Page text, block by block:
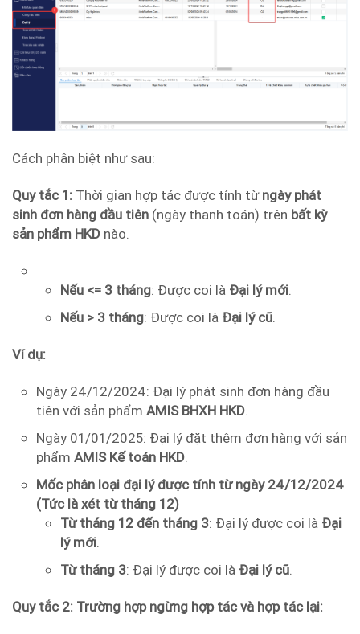
Cách phân biệt như sau:
Quy tắc 1: Thời gian hợp tác được tính từngày phát
sinh đơn hàng đầu tiên (ngày thanh toán) trên bất kỳ
sản phẩm HKD nào.
Nếu <= 3 tháng: Được coi là Đại lý mới.
Nếu > 3 tháng: Được coi là Đại lý cũ.
Ví dụ:
Ngày 24/12/2024: Đại lý phát sinh đơn hàng đầu
tiên với sản phẩm AMIS BHXH HKD.
Ngày 01/01/2025: Đại lý đặt thêm đơn hàng với sản
phẩm AMIS Kế toán HKD.
Mốc phân loại đại lý được tính từ ngày 24/12/2024
(Tức là xét từ tháng 12)
Từ tháng 12 đến tháng 3: Đại lý được coi là Đại
lý mới.
Từ tháng 3: Đại lý được coi là Đại lý cũ.
Quy tắc 2: Trường hợp ngừng hợp tác và hợp tác lại: